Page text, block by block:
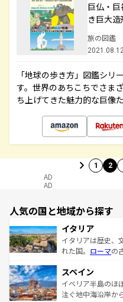
巨仏・
き巨大
旅の図鑑
「地球の歩き方」図鑑シリ
す。世界のあちこちでさま
ち上げてきた魅力的な巨像た
1 2
AD
AD
人気の国と地域から探す
イタリア
イタリアは歴史、
れた国。 ローマの
ろん、トスカーナ
景など、自然景観
ピザやパスタなど
スペイン
イベリア半島のほ
注ぐ地中海沿岸か